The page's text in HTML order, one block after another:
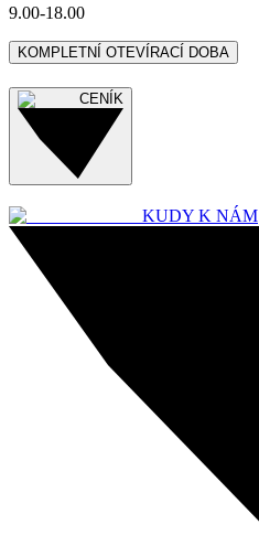
9.00-18.00
KOMPLETNÍ OTEVÍRACÍ DOBA
CENÍK
KUDY K NÁM